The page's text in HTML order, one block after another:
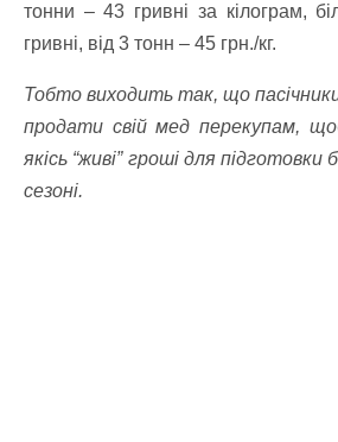
тонни – 43 гривні за кілограм,
гривні, від 3 тонн – 45 грн./кг.
Тобто виходить так, що пасічники
продати свій мед перекупам,
якісь “живі” гроші для
сезоні.